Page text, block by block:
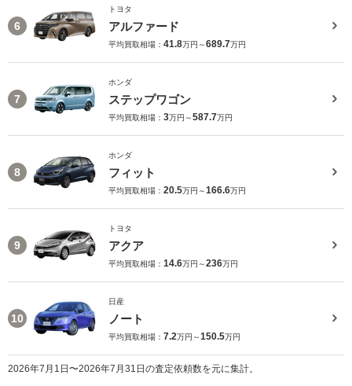
6
トヨタ
アルファード
平均買取相場： 41.8万円～689.7万円
7
ホンダ
ステップワゴン
平均買取相場： 3万円～587.7万円
8
ホンダ
フィット
平均買取相場： 20.5万円～166.6万円
9
トヨタ
アクア
平均買取相場： 14.6万円～236万円
10
日産
ノート
平均買取相場： 7.2万円～150.5万円
2026年7月1日〜2026年7月31日の査定依頼数を元に集計。